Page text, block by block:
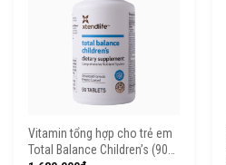
Vitamin tổng hợp cho trẻ em
Total Balance Children’s (90